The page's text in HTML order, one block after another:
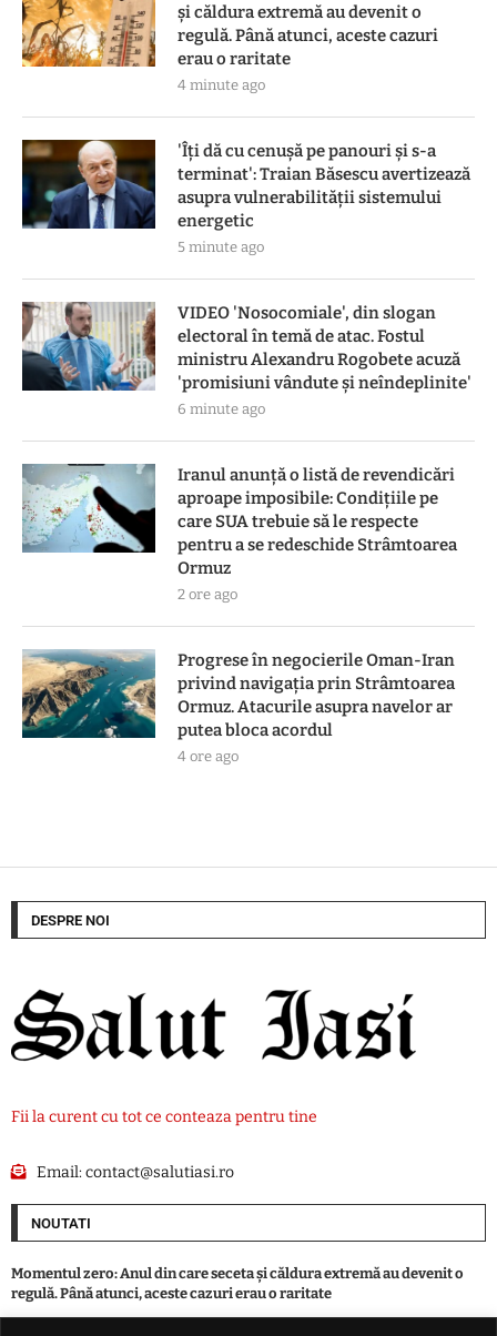
și căldura extremă au devenit o
regulă. Până atunci, aceste cazuri
erau o raritate
4 minute ago
'Îți dă cu cenușă pe panouri și s-a
terminat': Traian Băsescu avertizează
asupra vulnerabilității sistemului
energetic
5 minute ago
VIDEO 'Nosocomiale', din slogan
electoral în temă de atac. Fostul
ministru Alexandru Rogobete acuză
'promisiuni vândute și neîndeplinite'
6 minute ago
Iranul anunță o listă de revendicări
aproape imposibile: Condițiile pe
care SUA trebuie să le respecte
pentru a se redeschide Strâmtoarea
Ormuz
2 ore ago
Progrese în negocierile Oman-Iran
privind navigația prin Strâmtoarea
Ormuz. Atacurile asupra navelor ar
putea bloca acordul
4 ore ago
DESPRE NOI
Fii la curent cu tot ce conteaza pentru tine
Email:contact@salutiasi.ro
NOUTATI
Momentul zero: Anul din care seceta și căldura extremă au devenit o
regulă. Până atunci, aceste cazuri erau o raritate